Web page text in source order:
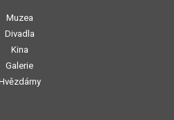
Muzea
Divadla
Kina
Galerie